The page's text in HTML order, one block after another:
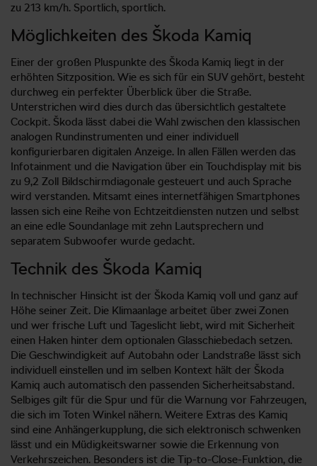
zu 213 km/h. Sportlich, sportlich.
Möglichkeiten des Škoda Kamiq
Einer der großen Pluspunkte des Škoda Kamiq liegt in der
erhöhten Sitzposition. Wie es sich für ein SUV gehört, besteht
durchweg ein perfekter Überblick über die Straße.
Unterstrichen wird dies durch das übersichtlich gestaltete
Cockpit. Škoda lässt dabei die Wahl zwischen den klassischen
analogen Rundinstrumenten und einer individuell
konfigurierbaren digitalen Anzeige. In allen Fällen werden das
Infotainment und die Navigation über ein Touchdisplay mit bis
zu 9,2 Zoll Bildschirmdiagonale gesteuert und auch Sprache
wird verstanden. Mitsamt eines internetfähigen Smartphones
lassen sich eine Reihe von Echtzeitdiensten nutzen und selbst
an eine edle Soundanlage mit zehn Lautsprechern und
separatem Subwoofer wurde gedacht.
Technik des Škoda Kamiq
In technischer Hinsicht ist der Škoda Kamiq voll und ganz auf
Höhe seiner Zeit. Die Klimaanlage arbeitet über zwei Zonen
und wer frische Luft und Tageslicht liebt, wird mit Sicherheit
einen Haken hinter dem optionalen Glasschiebedach setzen.
Die Geschwindigkeit auf Autobahn oder Landstraße lässt sich
individuell einstellen und im selben Kontext hält der Škoda
Kamiq auch automatisch den passenden Sicherheitsabstand.
Selbiges gilt für die Spur und für die Warnung vor Fahrzeugen,
die sich im Toten Winkel nähern. Weitere Extras des Kamiq
sind eine Anhängerkupplung, die sich elektronisch schwenken
lässt und ein Müdigkeitswarner sowie die Erkennung von
Verkehrszeichen. Besonders ist die Tip-to-Close-Funktion, die